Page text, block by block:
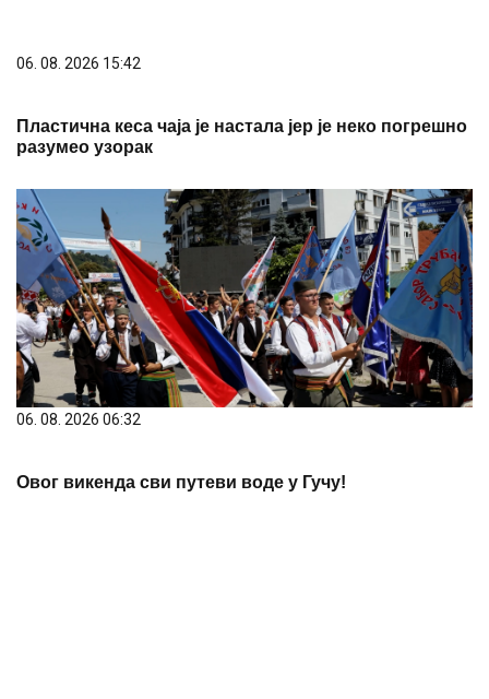
Пластична кеса чаја је настала јер је неко погрешно
06. 08. 2026 06:32
Овог викенда сви путеви воде у Гучу!